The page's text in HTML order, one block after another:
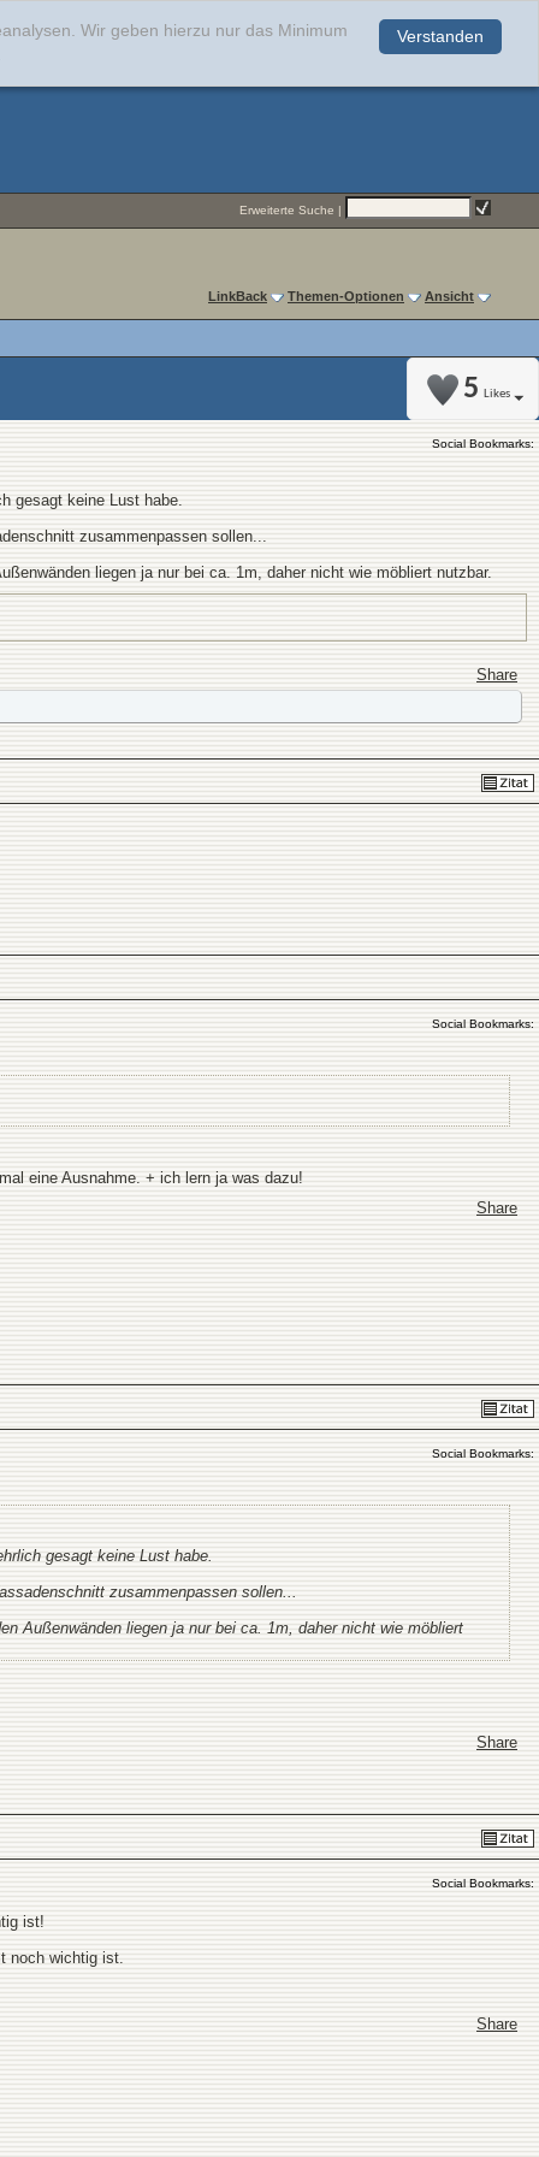
Verstanden
Wir geben hierzu nur das Minimum
Erweiterte Suche |
LinkBack Themen-Optionen Ansicht
5 Likes
Social Bookmarks:
gesagt keine Lust habe.
zusammenpassen sollen...
liegen ja nur bei ca. 1m, daher nicht wie möbliert nutzbar.
Share
Social Bookmarks:
eine Ausnahme. + ich lern ja was dazu!
Share
Social Bookmarks:
gesagt keine Lust habe.
zusammenpassen sollen...
Außenwänden liegen ja nur bei ca. 1m, daher nicht wie möbliert
Share
Social Bookmarks:
ist!
noch wichtig ist.
Share